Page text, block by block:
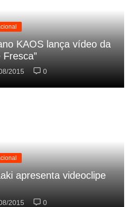
KAOS lança vídeo da
Fresca”
2015 0
apresenta videoclipe
2015 0